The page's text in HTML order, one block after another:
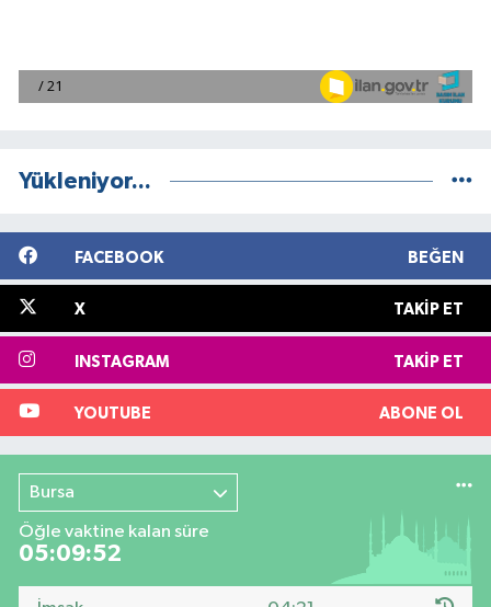
Yükleniyor...
FACEBOOK BEĞEN
X TAKIP ET
INSTAGRAM TAKIP ET
YOUTUBE ABONE OL
Bursa
Öğle vaktine kalan süre
05:09:51